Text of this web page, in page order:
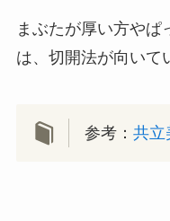
まぶたが厚い方やぱ
は、切開法が向いて
参考：共立